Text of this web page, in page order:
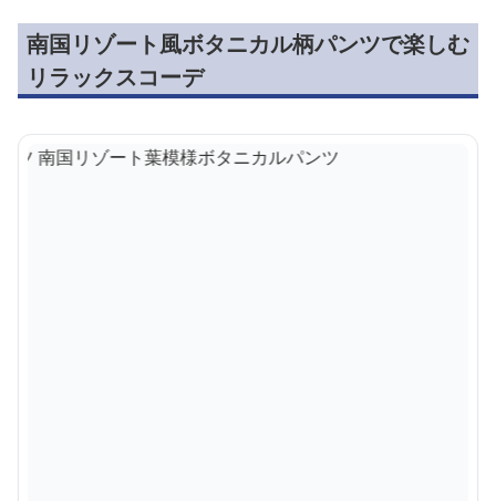
南国リゾート風ボタニカル柄パンツで楽しむ
リラックスコーデ